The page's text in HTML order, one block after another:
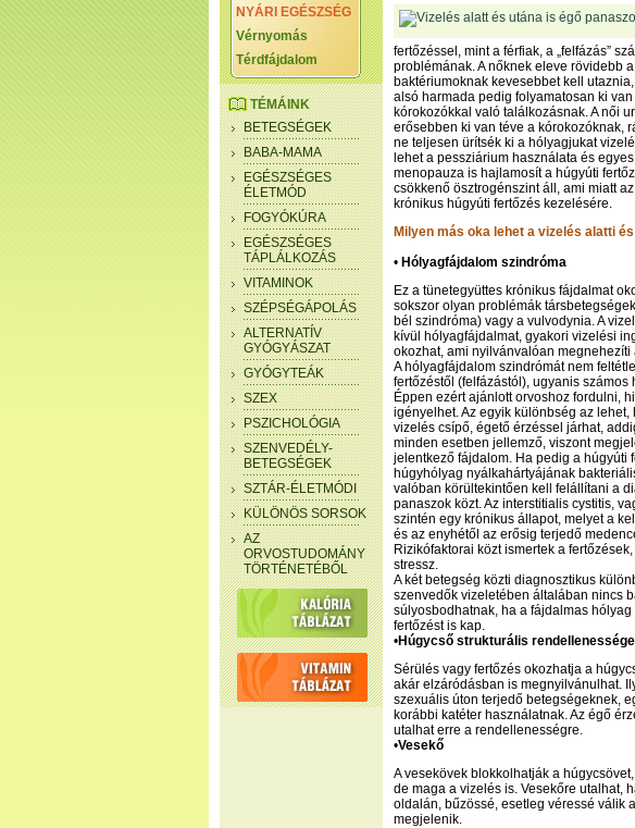
NYÁRI EGÉSZSÉG
Vérnyomás
Térdfájdalom
TÉMÁINK
BETEGSÉGEK
BABA-MAMA
EGÉSZSÉGES
ÉLETMÓD
FOGYÓKÚRA
EGÉSZSÉGES
TÁPLÁLKOZÁS
VITAMINOK
SZÉPSÉGÁPOLÁS
ALTERNATÍV
GYÓGYÁSZAT
GYÓGYTEÁK
SZEX
PSZICHOLÓGIA
SZENVEDÉLY-
BETEGSÉGEK
SZTÁR-ÉLETMÓDI
KÜLÖNÖS SORSOK
AZ
ORVOSTUDOMÁNY
TÖRTÉNETÉBŐL
fertőzéssel, mint a férfiak, a „felfázás”
problémának. A nőknek eleve rövidebb
baktériumoknak kevesebbet kell
alsó harmada pedig folyamatosan ki
kórokozókkal való találkozásnak. A női
erősebben ki van téve a kórokozóknak,
ne teljesen ürítsék ki a hólyagjukat
lehet a pessziárium használata és
menopauza is hajlamosít a húgyúti
csökkenő ösztrogénszint áll, ami miatt
krónikus húgyúti fertőzés kezelésére.
Milyen más oka lehet a vizelés alatti
• Hólyagfájdalom szindróma
Ez a tünetegyüttes krónikus fájdalmat
sokszor olyan problémák
bél szindróma) vagy a vulvodynia. A
kívül hólyagfájdalmat, gyakori vizelési
okozhat, ami nyilvánvalóan
A hólyagfájdalom szindrómát nem
fertőzéstől (felfázástól), ugyanis
Éppen ezért ajánlott orvoshoz fordulni,
igényelhet. Az egyik különbség az
vizelés csípő, égető érzéssel járhat,
minden esetben jellemző, viszont
jelentkező fájdalom. Ha pedig a húgyúti
húgyhólyag nyálkahártyájának
valóban körültekintően kell felállítani a
panaszok közt. Az interstitialis cystitis,
szintén egy krónikus állapot, melyet a
és az enyhétől az erősig terjedő
Rizikófaktorai közt ismertek a
stressz.
A két betegség közti diagnosztikus
szenvedők vizeletében általában nincs
súlyosbodhatnak, ha a fájdalmas
fertőzést is kap.
•Húgycső strukturális
Sérülés vagy fertőzés okozhatja a
akár elzáródásban is megnyilvánulhat.
szexuális úton terjedő betegségeknek,
korábbi katéter használatnak. Az égő
utalhat erre a rendellenességre.
•Vesekő
A vesekövek blokkolhatják a
de maga a vizelés is. Vesekőre utalhat,
oldalán, bűzössé, esetleg véressé válik
megjelenik.